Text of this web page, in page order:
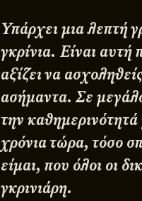
Υπάρχει μια λεπτή
γκρίνια. Είναι αυτή
αξίζει να
ασήμαντα. Σε
την
χρόνια τώρα, τόσο
είμαι, που όλοι οι
γκρινιάρη.